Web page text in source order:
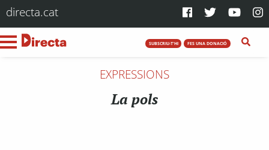
directa.cat
SUBSCRIU-T'HI FES UNA DONACIÓ
EXPRESSIONS
La pols